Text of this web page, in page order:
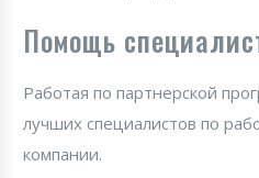
Помощь
Работая по партнерской
лучших специалистов по
компании.